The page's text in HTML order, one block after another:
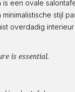
is een ovale
stijl
overdadig
is essential.